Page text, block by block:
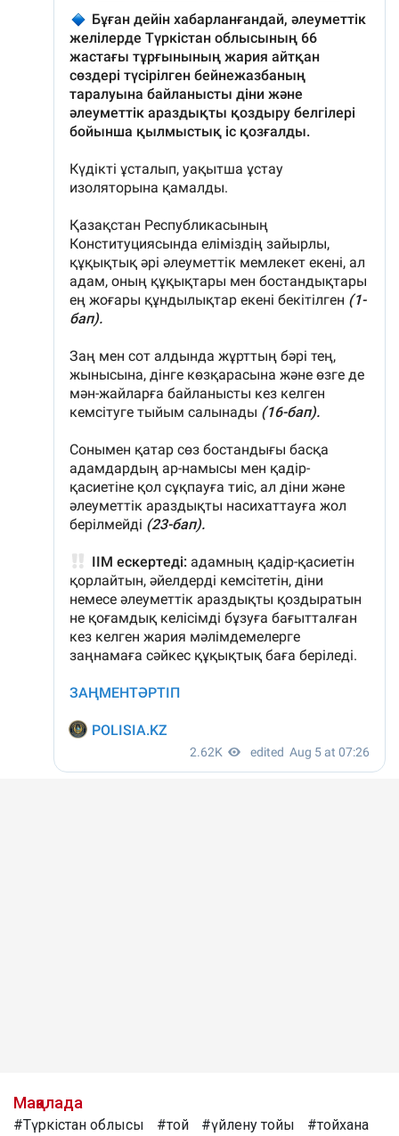
Мақалада
#Түркістан облысы #той #үйлену тойы
#тойхана